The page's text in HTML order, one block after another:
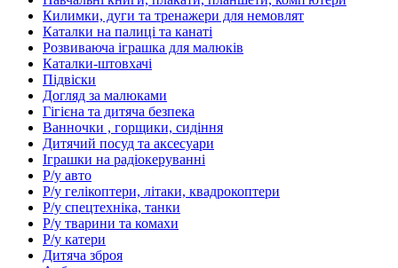
Килимки, дуги та тренажери для немовлят
Каталки на палиці та канаті
Розвиваюча іграшка для малюків
Каталки-штовхачі
Підвіски
Догляд за малюками
Гігієна та дитяча безпека
Ванночки , горщики, сидіння
Дитячий посуд та аксесуари
Іграшки на радіокеруванні
Р/у авто
Р/у гелікоптери, літаки, квадрокоптери
Р/у спецтехніка, танки
Р/у тварини та комахи
Р/у катери
Дитяча зброя